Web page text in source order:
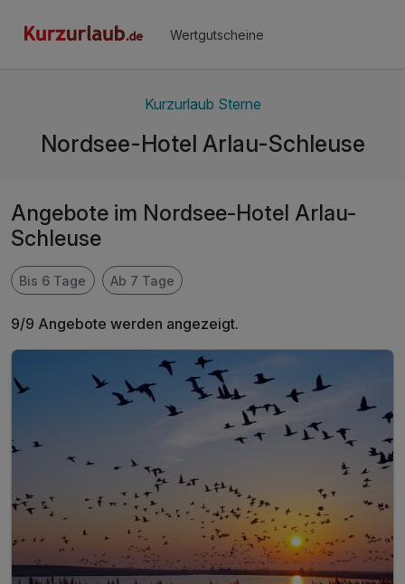
Wertgutscheine
Kurzurlaub Sterne
Nordsee-Hotel Arlau-Schleuse
Angebote im Nordsee-Hotel Arlau-
Schleuse
Bis 6 Tage Ab 7 Tage
9/9 Angebote werden angezeigt.